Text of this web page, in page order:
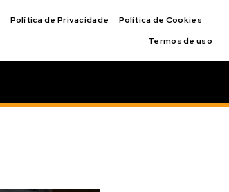
Política de Privacidade
Política de Cookies
Termos de uso